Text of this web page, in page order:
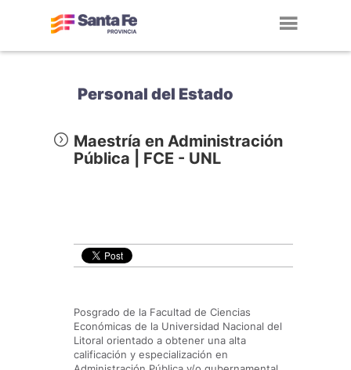
Personal del Estado
Maestría en Administración
Pública | FCE - UNL
Posgrado de la Facultad de Ciencias
Económicas de la Universidad Nacional del
Litoral orientado a obtener una alta
calificación y especialización en